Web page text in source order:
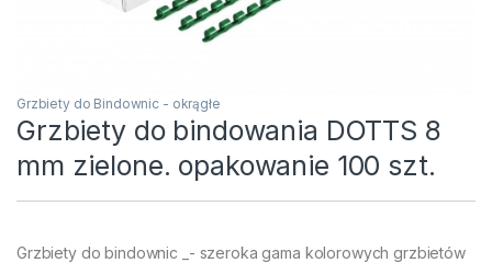
Grzbiety do Bindownic - okrągłe
Grzbiety do bindowania DOTTS 8
mm zielone. opakowanie 100 szt.
Grzbiety do bindownic _- szeroka gama kolorowych grzbietów